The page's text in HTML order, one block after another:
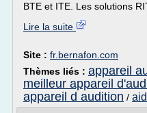
BTE et ITE. Les solutions
Lire la suite
Site : fr.bernafon.com
Thèmes liés : appareil
meilleur appareil
appareil d audition /